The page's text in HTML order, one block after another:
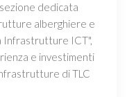
dedicata
alberghiere e
Infrastrutture ICT",
e investimenti
di TLC